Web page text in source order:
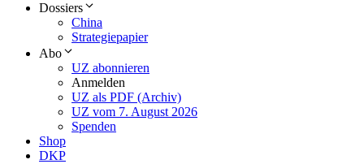
Dossiers
China
Strategiepapier
Abo
UZ abonnieren
Anmelden
UZ als PDF (Archiv)
UZ vom 7. August 2026
Spenden
Shop
DKP